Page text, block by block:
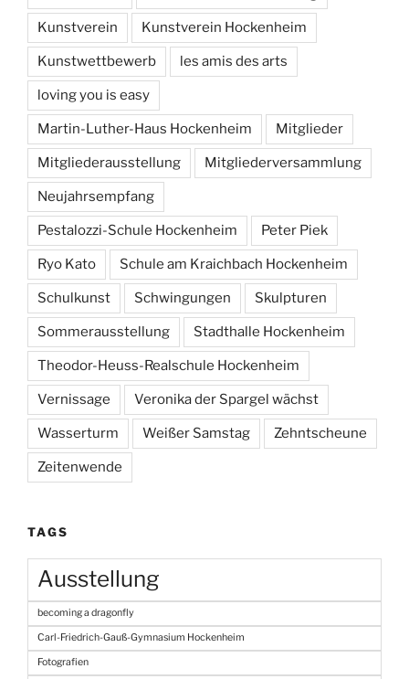
Kunstverein Kunstverein Hockenheim
Kunstwettbewerb les amis des arts
loving you is easy
Martin-Luther-Haus Hockenheim Mitglieder
Mitgliederausstellung Mitgliederversammlung
Neujahrsempfang
Pestalozzi-Schule Hockenheim Peter Piek
Ryo Kato Schule am Kraichbach Hockenheim
Schulkunst Schwingungen Skulpturen
Sommerausstellung Stadthalle Hockenheim
Theodor-Heuss-Realschule Hockenheim
Vernissage Veronika der Spargel wächst
Wasserturm Weißer Samstag Zehntscheune
Zeitenwende
TAGS
Ausstellung
becoming a dragonfly
Carl-Friedrich-Gauß-Gymnasium Hockenheim
Fotografien